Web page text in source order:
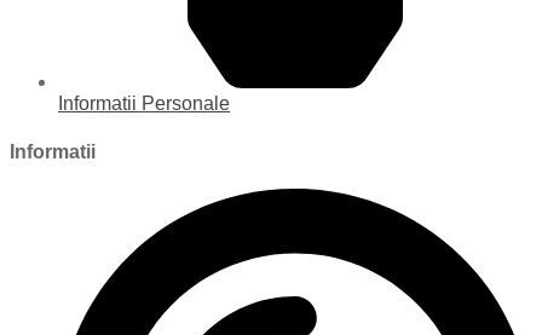
Informatii Personale
Informatii